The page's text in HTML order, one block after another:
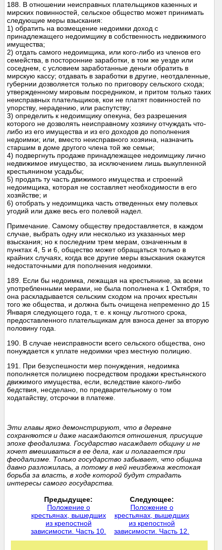
188. В отношении неисправных плательщиков казенных и
мирских повинностей, сельское общество может принимать
следующие меры взыскания:
1) обратить на возмещение недоимки доход с
принадлежащего недоимщику в собственность недвижимого
имущества;
2) отдать самого недоимщика, или кого-либо из членов его
семейства, в посторонние заработки, в том же уезде или
соседнем, с условием заработанные деньги обратить в
мирскую кассу; отдавать в заработки в другие, неотдаленные,
губернии дозволяется только по приговору сельского схода;
утвержденному мировым посредником, и притом только таких
неисправных плательщиков, кои не платят повинностей по
упорству, нерадению, или распутству;
3) определить к недоимщику опекуна, без разрешения
которого не дозволять неисправному хозяину отчуждать что-
либо из его имущества и из его доходов до пополнения
недоимки; или, вместо неисправного хозяина, назначить
старшим в доме другого члена той же семьи;
4) подвергнуть продаже принадлежащее недоимщику лично
недвижимое имущество, за исключением лишь выкупленной
крестьянином усадьбы;
5) продать ту часть движимого имущества и строений
недоимщика, которая не составляет необходимости в его
хозяйстве; и
6) отобрать у недоимщика часть отведенных ему полевых
угодий или даже весь его полевой надел.
Примечание. Самому обществу предоставляется, в каждом
случае, выбрать одну или несколько из указанных мер
взыскания; но к последним трем мерам, означенным в
пунктах 4, 5 и 6, общество может обращаться только в
крайних случаях, когда все другие меры взыскания окажутся
недостаточными для пополнения недоимки.
189. Если бы недоимка, лежащая на крестьянине, за всеми
употребленными мерами, не была пополнена к 1 Октября, то
она раскладывается сельским сходом на прочих крестьян
того же общества, и должна быть очищена непременно до 15
Января следующего года, т. е. к концу льготного срока,
предоставленного плательщикам для взноса денег за вторую
половину года.
190. В случае неисправности всего сельского общества, оно
понуждается к уплате недоимки чрез местную полицию.
191. При безуспешности мер понуждения, недоимка
пополняется полициею посредством продажи крестьянского
движимого имущества, если, вследствие какого-либо
бедствия, несделано, по предварительному о том
ходатайству, отсрочки в платеже.
Эти главы ярко демонстрируют, что в деревне
сохраняются и даже насаждаются отношения, присущие
эпохе феодализма. Государство насаждает общину и не
хочет вмешиваться в ее дела, как и полагается при
феодализме. Только государство забывает, что община
давно разложилась, а потому в ней неизбежна жестокая
борьба за власть, в ходе которой будут страдать
интересы самого государства.
Предыдущее:
Положение о
крестьянах, вышедших
из крепостной
зависимости. Часть 10.
Следующее:
Положение о
крестьянах, вышедших
из крепостной
зависимости. Часть 12.